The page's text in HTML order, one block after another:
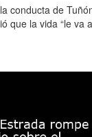
conducta de
que la vida “le va